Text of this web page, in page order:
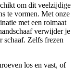
om dit veelzijdige
te vormen. Met onze
met een rolmaat
verwijder je
schaaf. Zelfs frezen
los en vast, of